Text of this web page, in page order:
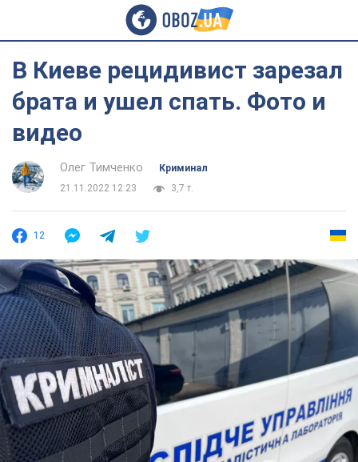
В Киеве рецидивист зарезал
брата и ушел спать. Фото и
видео
Олег Тимченко
Криминал
21.11.2022 12:23
3,7 т.
12